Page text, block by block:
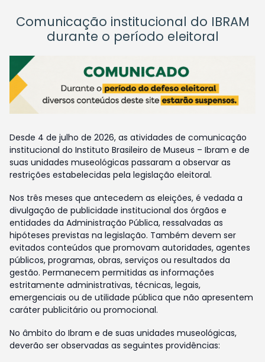
Comunicação institucional do IBRAM
durante o período eleitoral
Desde 4 de julho de 2026, as atividades de comunicação
institucional do Instituto Brasileiro de Museus – Ibram e de
suas unidades museológicas passaram a observar as
restrições estabelecidas pela legislação eleitoral.
Nos três meses que antecedem as eleições, é vedada a
divulgação de publicidade institucional dos órgãos e
entidades da Administração Pública, ressalvadas as
hipóteses previstas na legislação. Também devem ser
evitados conteúdos que promovam autoridades, agentes
públicos, programas, obras, serviços ou resultados da
gestão. Permanecem permitidas as informações
estritamente administrativas, técnicas, legais,
emergenciais ou de utilidade pública que não apresentem
caráter publicitário ou promocional.
No âmbito do Ibram e de suas unidades museológicas,
deverão ser observadas as seguintes providências: